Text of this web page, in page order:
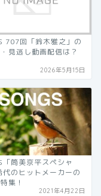
707回「鈴木雅之」の
見逃し動画配信は？
2026年5月15日
「筒美京平スペシャ
代のヒットメーカーの
集！
2021年4月22日